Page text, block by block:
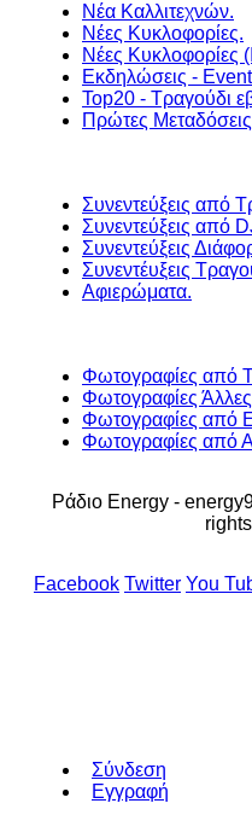
Νέα Καλλιτεχνών.
Νέες Κυκλοφορίες.
Νέες Κυκλοφορίες
Εκδηλώσεις -
Top20 - Τραγούδι
Πρώτες
Συνεντεύξεις από
Συνεντεύξεις από
Συνεντεύξεις
Συνεντέυξεις
Αφιερώματα.
Φωτογραφίες από
Φωτογραφίες
Φωτογραφίες από
Φωτογραφίες από
Ράδιο Energy -
Facebook Twitter You
Σύνδεση
Εγγραφή